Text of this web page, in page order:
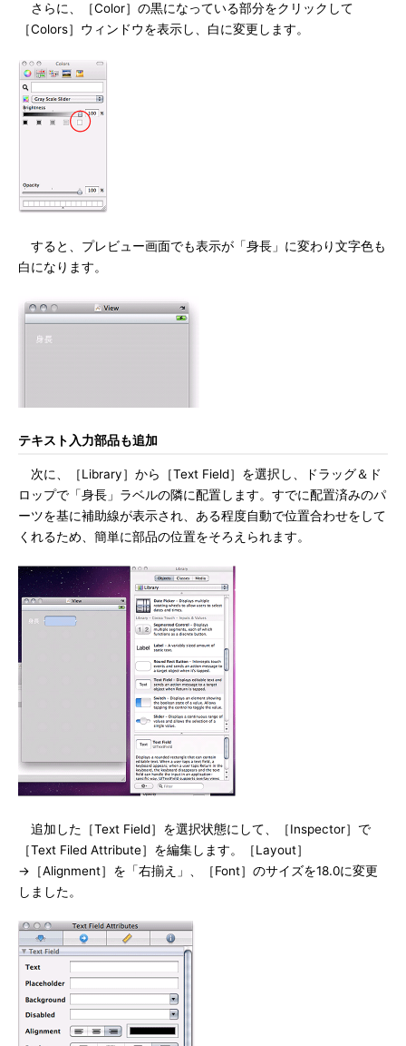
さらに、［Color］の黒になっている部分をクリックして
［Colors］ウィンドウを表示し、白に変更します。
すると、プレビュー画面でも表示が「身長」に変わり文字色も
白になります。
テキスト入力部品も追加
次に、［Library］から［Text Field］を選択し、ドラッグ＆ド
ロップで「身長」ラベルの隣に配置します。すでに配置済みのパ
ーツを基に補助線が表示され、ある程度自動で位置合わせをして
くれるため、簡単に部品の位置をそろえられます。
追加した［Text Field］を選択状態にして、［Inspector］で
［Text Filed Attribute］を編集します。［Layout］
→［Alignment］を「右揃え」、［Font］のサイズを18.0に変更
しました。